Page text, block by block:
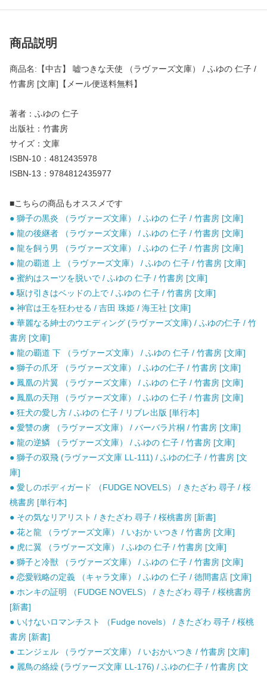
商品説明
商品名:【中古】 嘘つきな天使 （ラヴァーズ文庫） / ふゆの 仁子 /
竹書房 [文庫]【メール便送料無料】
著者：ふゆの 仁子
出版社：竹書房
サイズ：文庫
ISBN-10：4812435978
ISBN-13：9784812435977
■こちらの商品もオススメです
● 獅子の黒炎 （ラヴァーズ文庫） / ふゆの 仁子 / 竹書房 [文庫]
● 龍の後継者 （ラヴァーズ文庫） / ふゆの 仁子 / 竹書房 [文庫]
● 龍を飼う男 （ラヴァーズ文庫） / ふゆの 仁子 / 竹書房 [文庫]
● 龍の覇道 上 （ラヴァーズ文庫） / ふゆの 仁子 / 竹書房 [文庫]
● 蜜約はスーツを脱いで / ふゆの 仁子 / 竹書房 [文庫]
● 駆け引きはベッドの上で / ふゆの 仁子 / 竹書房 [文庫]
● 神官は王を狂わせる / 吉田 珠姫 / 海王社 [文庫]
● 華麗なる紳士のウエディング (ラヴァーズ文庫) / ふゆの仁子 / 竹
書房 [文庫]
● 龍の覇道 下 （ラヴァーズ文庫） / ふゆの 仁子 / 竹書房 [文庫]
● 獅子の爪牙 （ラヴァーズ文庫） / ふゆの仁子 / 竹書房 [文庫]
● 鳳凰の片翼 （ラヴァーズ文庫） / ふゆの 仁子 / 竹書房 [文庫]
● 鳳凰の天翔 （ラヴァーズ文庫） / ふゆの 仁子 / 竹書房 [文庫]
● 狂犬の愛し方 / ふゆの 仁子 / リブレ出版 [単行本]
● 愛讐の虜 （ラヴァーズ文庫） / バーバラ片桐 / 竹書房 [文庫]
● 龍の逆鱗 （ラヴァーズ文庫） / ふゆの 仁子 / 竹書房 [文庫]
● 獅子の双飛 (ラヴァーズ文庫 LL-111) / ふゆの仁子 / 竹書房 [文
庫]
● 愛しのボディガード （FUDGE NOVELS） / きたざわ 尋子 / 桜
桃書房 [単行本]
● その気なリアリスト / きたざわ 尋子 / 桜桃書房 [新書]
● 花と龍 （ラヴァーズ文庫） / いおか いつき / 竹書房 [文庫]
● 虎に翼 （ラヴァーズ文庫） / ふゆの 仁子 / 竹書房 [文庫]
● 獅子と冷獣 （ラヴァーズ文庫） / ふゆの 仁子 / 竹書房 [文庫]
● 恋愛戦略の定義 （キャラ文庫） / ふゆの 仁子 / 徳間書店 [文庫]
● ホンキの証明 （FUDGE NOVELS） / きたざわ 尋子 / 桜桃書房
[新書]
● いけないロマンチスト （Fudge novels） / きたざわ 尋子 / 桜桃
書房 [新書]
● エンジェル （ラヴァーズ文庫） / いおかいつき / 竹書房 [文庫]
● 麗鳥の絡繰 (ラヴァーズ文庫 LL-176) / ふゆの仁子 / 竹書房 [文